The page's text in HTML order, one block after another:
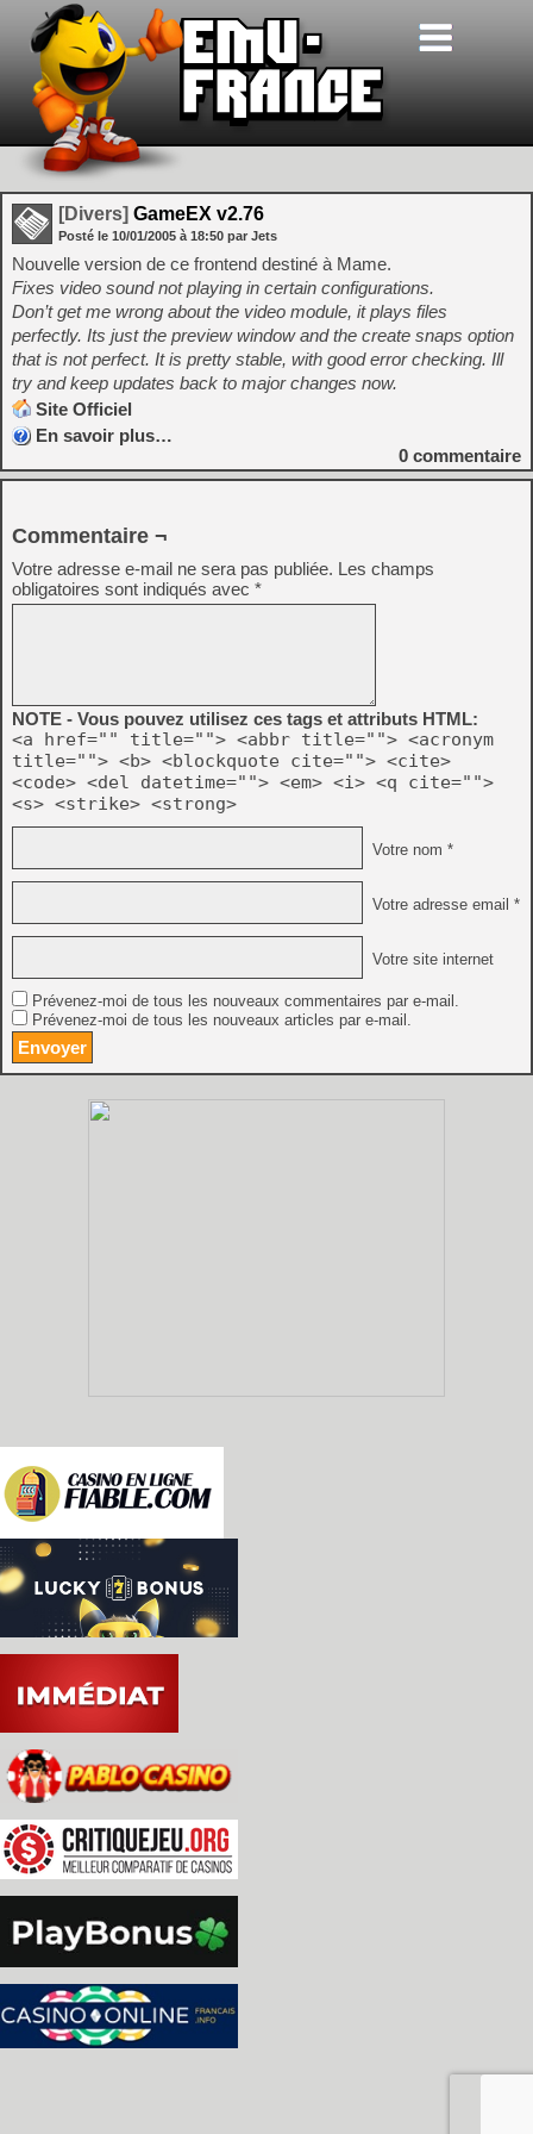
[Divers] GameEX v2.76
Posté le 10/01/2005 à 18:50 par Jets
Nouvelle version de ce frontend destiné à Mame.
Fixes video sound not playing in certain configurations.
Don’t get me wrong about the video module, it plays files
perfectly. Its just the preview window and the create snaps option
that is not perfect. It is pretty stable, with good error checking. Ill
try and keep updates back to major changes now.
Site Officiel
En savoir plus…
0 commentaire
Commentaire ¬
Votre adresse e-mail ne sera pas publiée. Les champs
obligatoires sont indiqués avec *
NOTE - Vous pouvez utilisez ces tags et attributs HTML:
<a href="" title=""> <abbr title=""> <acronym
title=""> <b> <blockquote cite=""> <cite>
<code> <del datetime=""> <em> <i> <q cite="">
<s> <strike> <strong>
Votre nom *
Votre adresse email *
Votre site internet
Prévenez-moi de tous les nouveaux commentaires par e-mail.
Prévenez-moi de tous les nouveaux articles par e-mail.